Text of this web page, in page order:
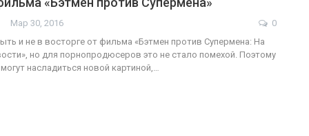
Мар 30, 2016
0
и не в восторге от фильма «Бэтмен против Супермена: На
но для порнопродюсеров это не стало помехой. Поэтому
насладиться новой картиной,…
ФОТО